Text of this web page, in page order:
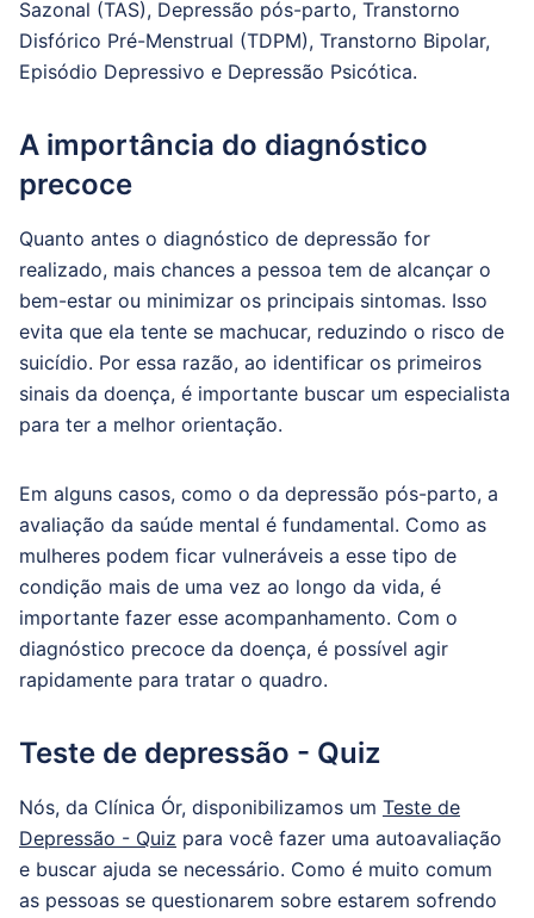
Sazonal (TAS), Depressão pós-parto, Transtorno
Disfórico Pré-Menstrual (TDPM), Transtorno Bipolar,
Episódio Depressivo e Depressão Psicótica.
A importância do diagnóstico
precoce
Quanto antes o diagnóstico de depressão for
realizado, mais chances a pessoa tem de alcançar o
bem-estar ou minimizar os principais sintomas. Isso
evita que ela tente se machucar, reduzindo o risco de
suicídio. Por essa razão, ao identificar os primeiros
sinais da doença, é importante buscar um especialista
para ter a melhor orientação.
Em alguns casos, como o da depressão pós-parto, a
avaliação da saúde mental é fundamental. Como as
mulheres podem ficar vulneráveis a esse tipo de
condição mais de uma vez ao longo da vida, é
importante fazer esse acompanhamento. Com o
diagnóstico precoce da doença, é possível agir
rapidamente para tratar o quadro.
Teste de depressão - Quiz
Nós, da Clínica Ór, disponibilizamos um Teste de
Depressão - Quiz para você fazer uma autoavaliação
e buscar ajuda se necessário. Como é muito comum
as pessoas se questionarem sobre estarem sofrendo